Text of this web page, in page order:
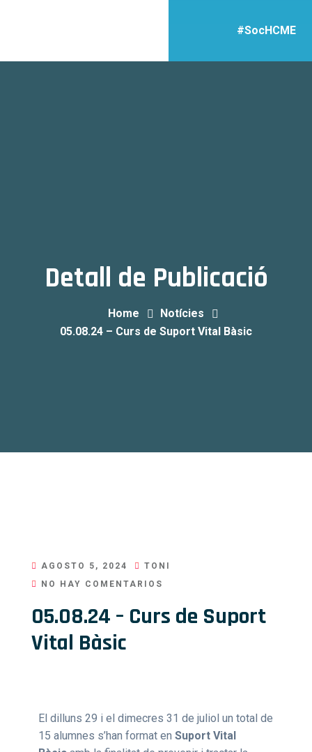
#SocHCME
Detall de Publicació
Home
Notícies
05.08.24 – Curs de Suport Vital Bàsic
AGOSTO 5, 2024
TONI
NO HAY COMENTARIOS
05.08.24 – Curs de Suport
Vital Bàsic
El dilluns 29 i el dimecres 31 de juliol un total de
15 alumnes s’han format en Suport Vital